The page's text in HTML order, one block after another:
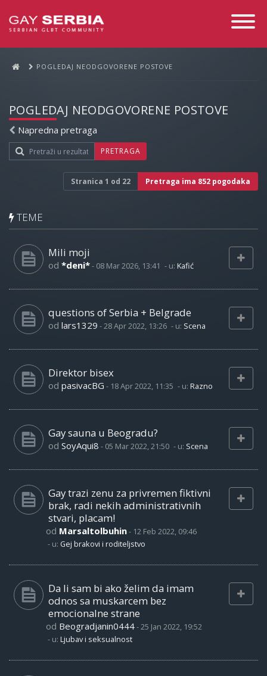
Toggle
POGLEDAJ NEODGOVORENE POSTOVE
POGLEDAJ NEODGOVORENE POSTOVE
Napredna pretraga
PRETRAGA
Stranica 1 od 22 Pretraga ima 852 pogodaka
TEME
Mili moji
od *deni*- 08 Mar 2026, 13:41 - u: Kafić
questions of Serbia + Belgrade
od lars1329 -28 Apr 2022, 13:26 - u: Scena
Direktor bisex
od pasivacBG - 18 Apr 2022, 11:35 - u: Razno
Gay sauna u Beogradu?
od SoyAqui8 - 05 Mar 2022, 21:50 - u: Scena
Gay trazi zenu za privremen fiktivni
brak, radi nekih administrativnih
stvari, placam!
od Marsaltolbuhin- 12 Feb 2022, 09:46
- u: Gej brakovi i roditeljstvo
Da li sam bi ako želim da imam
odnos sa muskarcem bez
emocionalne strane
od Beogradjanin0444-25 Jan 2022, 19:52
- u: Ljubav i seksualnost